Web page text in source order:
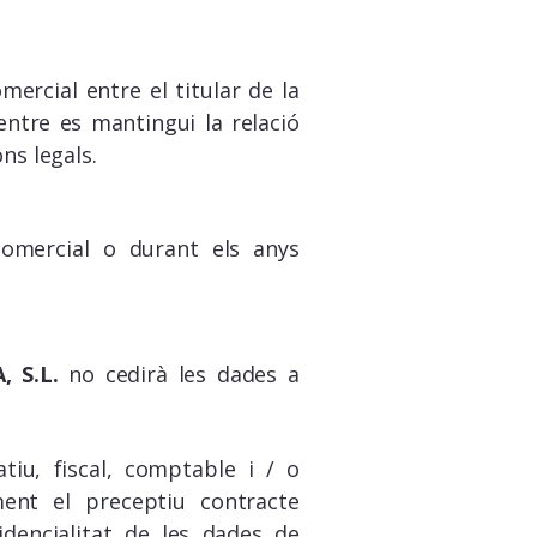
entre el titular de la
es mantingui la relació
legals.
o durant els anys
S.L. no cedirà les dades a
fiscal, comptable i / o
el preceptiu contracte